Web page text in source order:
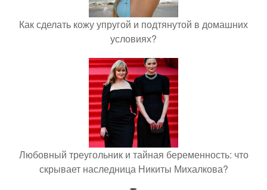
Как сделать кожу упругой и подтянутой в домашних
условиях?
Любовный треугольник и тайная беременность: что
скрывает наследница Никиты Михалкова?